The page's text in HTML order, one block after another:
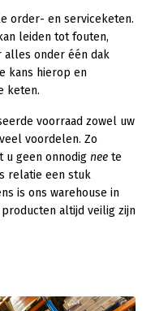
order- en serviceketen.
leiden tot fouten,
alles onder één dak
kans hierop en
keten.
voorraad zowel uw
voordelen. Zo
u geen onnodig nee te
relatie een stuk
is ons warehouse in
altijd veilig zijn